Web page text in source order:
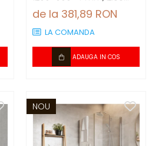
mp/cutie (4 panouri)
de la 381,89 RON
LA COMANDA
ADAUGA IN COS
NOU